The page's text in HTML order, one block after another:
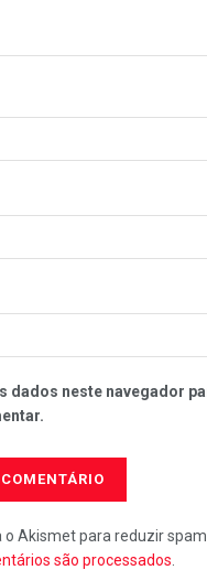
dados neste navegador
o Akismet para reduzir spam.
são processados